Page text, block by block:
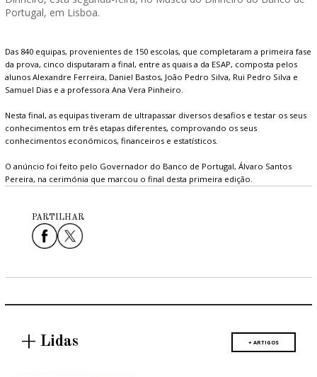
Portugal, em Lisboa.
Das 840 equipas, provenientes de 150 escolas, que completaram a primeira fase
da prova, cinco disputaram a final, entre as quais a da ESAP, composta pelos
alunos Alexandre Ferreira, Daniel Bastos, João Pedro Silva, Rui Pedro Silva e
Samuel Dias e a professora Ana Vera Pinheiro.
Nesta final, as equipas tiveram de ultrapassar diversos desafios e testar os seus
conhecimentos em três etapas diferentes, comprovando os seus
conhecimentos económicos, financeiros e estatísticos.
O anúncio foi feito pelo Governador do Banco de Portugal, Álvaro Santos
Pereira, na cerimónia que marcou o final desta primeira edição.
PARTILHAR
+ Lidas + ARTIGOS